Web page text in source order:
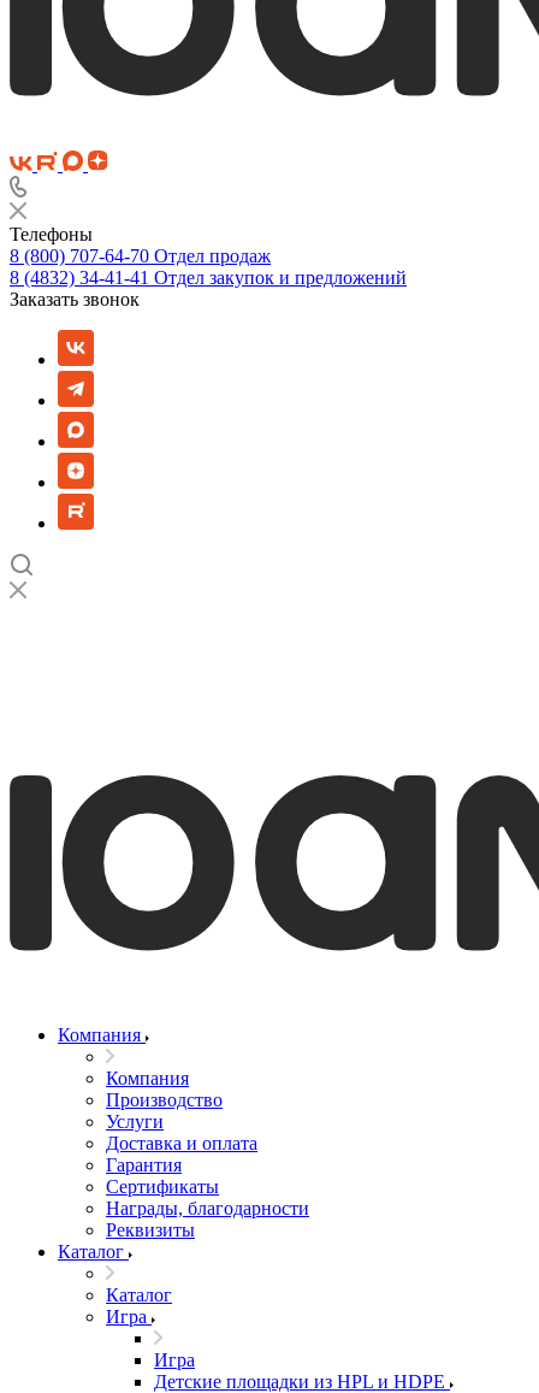
Телефоны
8 (800) 707-64-70 Отдел продаж
8 (4832) 34-41-41 Отдел закупок и предложений
Заказать звонок
Компания
Компания
Производство
Услуги
Доставка и оплата
Гарантия
Сертификаты
Награды, благодарности
Реквизиты
Каталог
Каталог
Игра
Игра
Детские площадки из HPL и HDPE